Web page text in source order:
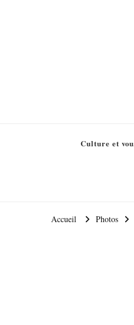
Culture et
Accueil Photos